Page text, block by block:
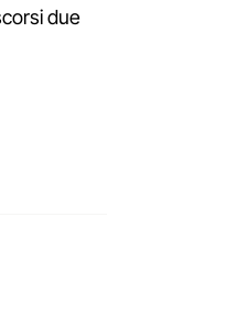
due